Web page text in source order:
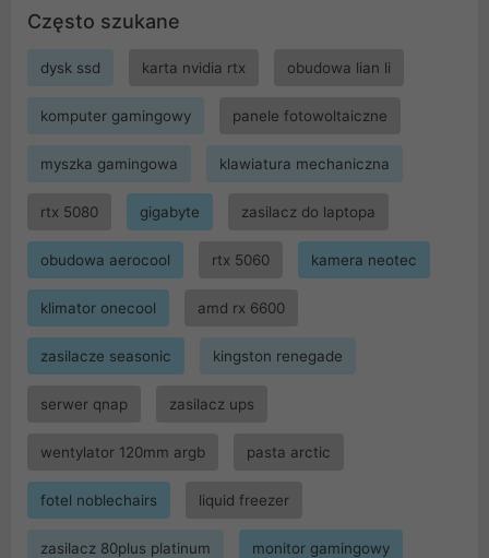
Często szukane
dysk ssd karta nvidia rtx obudowa lian li
komputer gamingowy panele fotowoltaiczne
myszka gamingowa klawiatura mechaniczna
rtx 5080 gigabyte zasilacz do laptopa
obudowa aerocool rtx 5060 kamera neotec
klimator onecool amd rx 6600
zasilacze seasonic kingston renegade
serwer qnap zasilacz ups
wentylator 120mm argb pasta arctic
fotel noblechairs liquid freezer
zasilacz 80plus platinum monitor gamingowy